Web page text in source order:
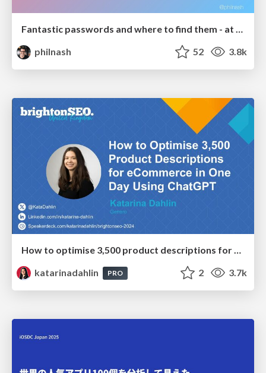
Fantastic passwords and where to find them - at NoRuKo
philnash
52 3.8k
How to optimise 3,500 product descriptions for ecommerce in one day using ChatGPT
katarinadahlin
PRO 2 3.7k